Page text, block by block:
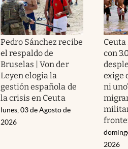
Pedro Sánchez recibe
el respaldo de
Bruselas | Von der
Leyen elogia la
gestión española de
la crisis en Ceuta
lunes, 03 de Agosto de
2026
con
exige
ni
2026